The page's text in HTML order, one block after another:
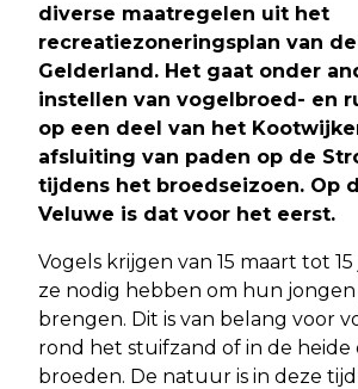
diverse maatregelen uit het
recreatiezoneringsplan van
Gelderland. Het gaat onder
instellen van vogelbroed- en
op een deel van het
afsluiting van paden op de
tijdens het broedseizoen. Op
Veluwe is dat voor het eerst.
Vogels krijgen van 15 maart tot
ze nodig hebben om hun
brengen. Dit is van belang voor
rond het stuifzand of in de heide
broeden. De natuur is in deze